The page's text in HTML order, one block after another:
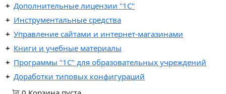
Дополнительные лицензии "1С"
Инструментальные средства
Управление сайтами и интернет-магазинами
Книги и учебные материалы
Программы "1С" для образовательных учреждений
Доработки типовых конфигураций